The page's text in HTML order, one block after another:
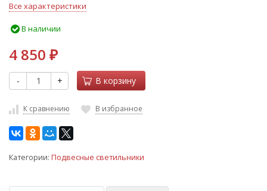
Все характеристики
В наличии
4 850 ₽
- + В корзину
К сравнению В избранное
Категории: Подвесные светильники